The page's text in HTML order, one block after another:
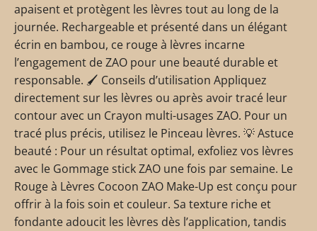
apaisent et protègent les lèvres tout au long de la
journée. Rechargeable et présenté dans un élégant
écrin en bambou, ce rouge à lèvres incarne
l’engagement de ZAO pour une beauté durable et
responsable. 🖌️ Conseils d’utilisation Appliquez
directement sur les lèvres ou après avoir tracé leur
contour avec un Crayon multi-usages ZAO. Pour un
tracé plus précis, utilisez le Pinceau lèvres. 💡 Astuce
beauté : Pour un résultat optimal, exfoliez vos lèvres
avec le Gommage stick ZAO une fois par semaine. Le
Rouge à Lèvres Cocoon ZAO Make-Up est conçu pour
offrir à la fois soin et couleur. Sa texture riche et
fondante adoucit les lèvres dès l’application, tandis